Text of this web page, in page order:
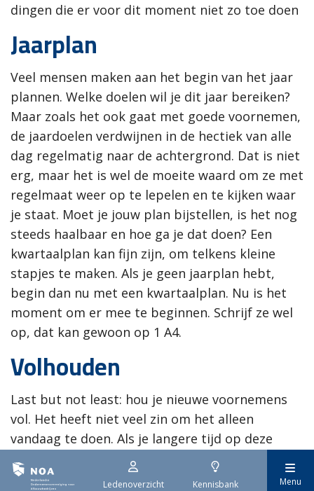
Ledenoverzicht Kennisbank Menu
dingen die er voor dit moment niet zo toe doen
Jaarplan
Veel mensen maken aan het begin van het jaar
plannen. Welke doelen wil je dit jaar bereiken?
Maar zoals het ook gaat met goede voornemen,
de jaardoelen verdwijnen in de hectiek van alle
dag regelmatig naar de achtergrond. Dat is niet
erg, maar het is wel de moeite waard om ze met
regelmaat weer op te lepelen en te kijken waar
je staat. Moet je jouw plan bijstellen, is het nog
steeds haalbaar en hoe ga je dat doen? Een
kwartaalplan kan fijn zijn, om telkens kleine
stapjes te maken. Als je geen jaarplan hebt,
begin dan nu met een kwartaalplan. Nu is het
moment om er mee te beginnen. Schrijf ze wel
op, dat kan gewoon op 1 A4.
Volhouden
Last but not least: hou je nieuwe voornemens
vol. Het heeft niet veel zin om het alleen
vandaag te doen. Als je langere tijd op deze
gestructureerde manier gaat werken, merk je
vanzelf de voordelen er van. Lees hiervoor ook